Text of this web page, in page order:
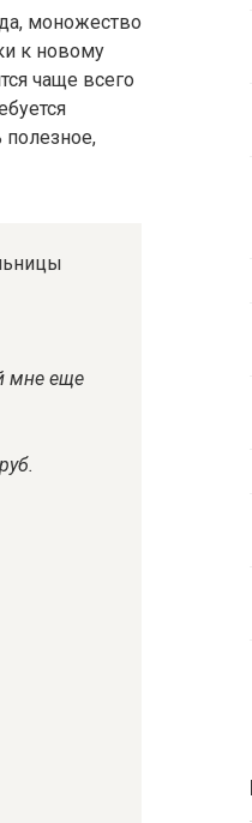
моножество
к новому
чаще всего
мне еще